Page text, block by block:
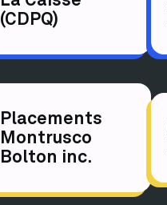
(CDPQ)
Placements
Montrusco
Bolton inc.